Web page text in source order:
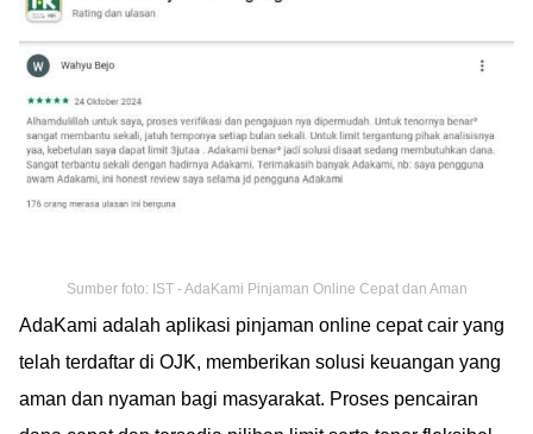
Sumber foto: IST - AdaKami Pinjaman Online Cepat dan Aman
AdaKami adalah aplikasi pinjaman online cepat cair yang
telah terdaftar di OJK, memberikan solusi keuangan yang
aman dan nyaman bagi masyarakat. Proses pencairan